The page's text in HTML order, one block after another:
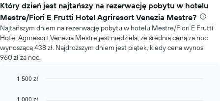
Który dzień jest najtańszy na rezerwację pobytu w hotelu
Mestre/Fiori E Frutti Hotel Agriresort Venezia Mestre?
Najtańszym dniem na rezerwację pobytu w hotelu Mestre/Fiori E Frutti
Hotel Agriresort Venezia Mestre jest niedziela, ze średnią ceną za noc
wynoszącą 438 zł. Najdroższym dniem jest piątek, kiedy cena wynosi
960 zł za noc.
chart
graphic.
1 000 zł
1 500 zł